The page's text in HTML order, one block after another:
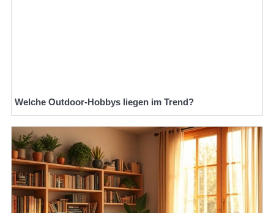
Welche Outdoor-Hobbys liegen im Trend?